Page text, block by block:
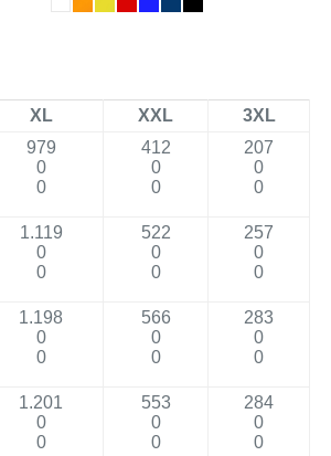
XL XXL
3XL
979
0
0
412
0
0
207
0
0
1.119
0
0
522
0
0
257
0
0
1.198
0
0
566
0
0
283
0
0
1.201
0
0
553
0
0
284
0
0